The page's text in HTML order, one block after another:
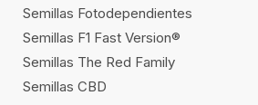
Semillas Fotodependientes
Semillas F1 Fast Version®
Semillas The Red Family
Semillas CBD